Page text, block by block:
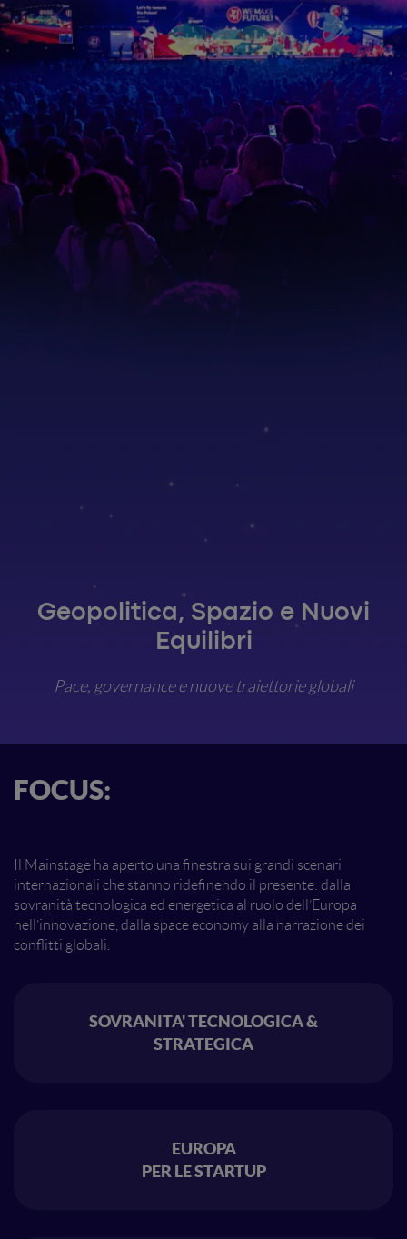
Geopolitica, Spazio e Nuovi
Equilibri
Pace, governance e nuove traiettorie globali
FOCUS:
Il Mainstage ha aperto una finestra sui grandi scenari
internazionali che stanno ridefinendo il presente: dalla
sovranità tecnologica ed energetica al ruolo dell’Europa
nell’innovazione, dalla space economy alla narrazione dei
conflitti globali.
SOVRANITA' TECNOLOGICA &
STRATEGICA
EUROPA
PER LE STARTUP